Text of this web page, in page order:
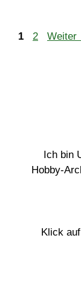
Seite
1 Seite
2 Weiter
Ich bin
Hobby-
Klick